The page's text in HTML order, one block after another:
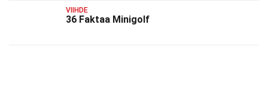
VIIHDE
36 Faktaa Minigolf